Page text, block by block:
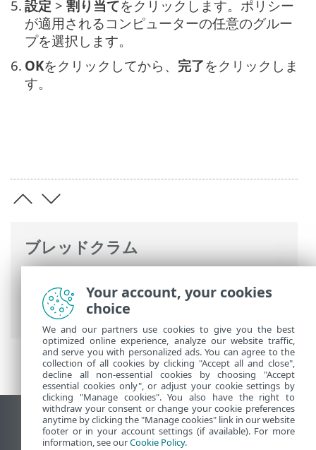
ブレッドクラム
Antivirus for Linux>設定 >保護> リアル
タイムファイルシステム保護
5. 設定 > 割り当てをクリックします。ポリシー
が適用されるコンピューターの任意のグルー
プを選択します。
6. OKをクリックしてから、 完了をクリックしま
す。
デスクトップサイトの表示
End of Life
Your account, your cookies
choice
We and our partners use cookies to give you the best
optimized online experience, analyze our website traffic,
and serve you with personalized ads. You can agree to the
collection of all cookies by clicking "Accept all and close",
decline all non-essential cookies by choosing "Accept
essential cookies only", or adjust your cookie settings by
clicking "Manage cookies". You also have the right to
withdraw your consent or change your cookie preferences
anytime by clicking the "Manage cookies" link in our website
footer or in your account settings (if available). For more
information, see ourCookie Policy.